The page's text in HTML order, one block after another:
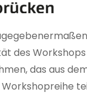
des
das aus